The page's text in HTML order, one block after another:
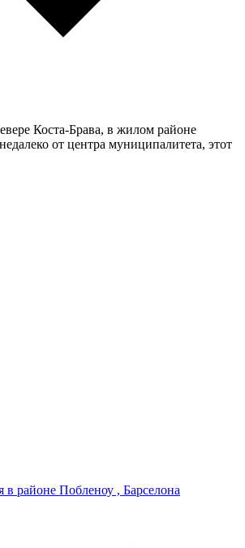
Коста-Брава, в жилом районе
от центра муниципалитета, этот
в районе Побленоу , Барселона